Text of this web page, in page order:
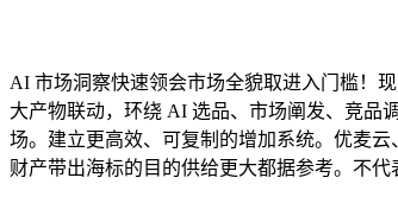
AI 市场洞察快速领会市场全貌取进入门槛！
大产物联动，环绕 AI 选品、市场阐发、竞品
场。建立更高效、可复制的增加系统。优麦
财产带出海标的目的供给更大都据参考。不